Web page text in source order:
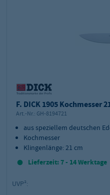
F. DICK 1905 Kochmesser
Art.-Nr.: GH-8194721
aus speziellem deutschen
Kochmesser
Klingenlänge: 21 cm
Lieferzeit: 7 - 14 Werktage
UVP²: